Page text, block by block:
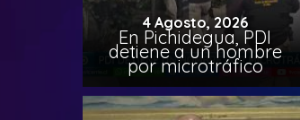
4 Agosto, 2026
En Pichidegua, PDI
detiene a un hombre
por microtráfico